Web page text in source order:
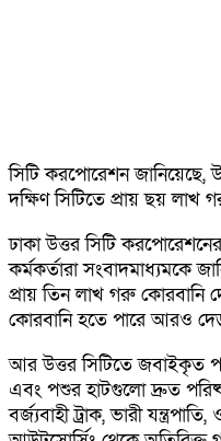
সিটি করপোরেশন জানিয়েছে,
দক্ষিণ সিটিতে প্রায় ছয় লাখ
ঢাকা উত্তর সিটি
কর্মকর্তারা সংবাদমাধ্যমকে
প্রায় তিন লাখ গরু কোরবানি
কোরবানি হতে পারে আরও
আর উত্তর সিটিতে জবাইকৃত
এবং পশুর হাটগুলো দ্রুত
বর্জ্যবাহী ট্রাক, ভারী